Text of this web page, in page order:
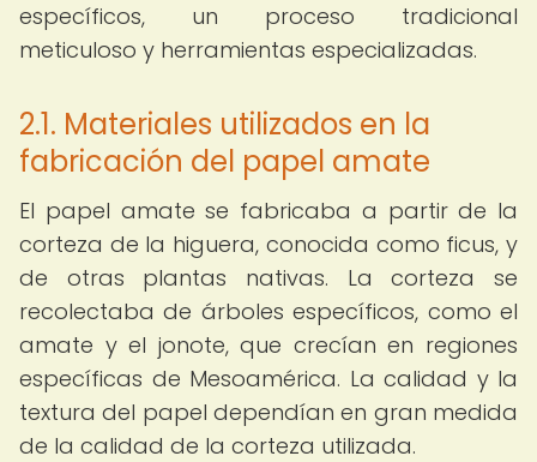
específicos, un proceso tradicional
meticuloso y herramientas especializadas.
2.1. Materiales utilizados en la
fabricación del papel amate
El papel amate se fabricaba a partir de la
corteza de la higuera, conocida como ficus, y
de otras plantas nativas. La corteza se
recolectaba de árboles específicos, como el
amate y el jonote, que crecían en regiones
específicas de Mesoamérica. La calidad y la
textura del papel dependían en gran medida
de la calidad de la corteza utilizada.